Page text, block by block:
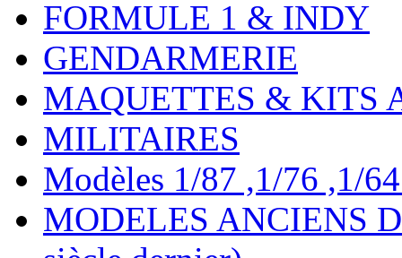
FORMULE 1 & INDY
GENDARMERIE
MAQUETTES & KITS
MILITAIRES
Modèles 1/87 ,1/76 ,1/
MODELES ANCIENS